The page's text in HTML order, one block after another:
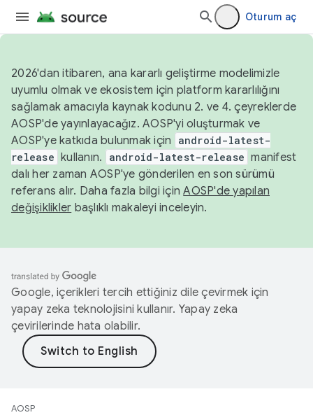
Oturum aç
2026'dan itibaren, ana kararlı geliştirme modelimizle
uyumlu olmak ve ekosistem için platform kararlılığını
sağlamak amacıyla kaynak kodunu 2. ve 4. çeyreklerde
AOSP'de yayınlayacağız. AOSP'yi oluşturmak ve
AOSP'ye katkıda bulunmak için
android-latest-
release kullanın. android-latest-release manifest
dalı her zaman AOSP'ye gönderilen en son sürümü
referans alır. Daha fazla bilgi içinAOSP'de yapılan
değişiklikler başlıklı makaleyi inceleyin.
Google, içerikleri tercih ettiğiniz dile çevirmek için
yapay zeka teknolojisini kullanır. Yapay zeka
çevirilerinde hata olabilir.
AOSP